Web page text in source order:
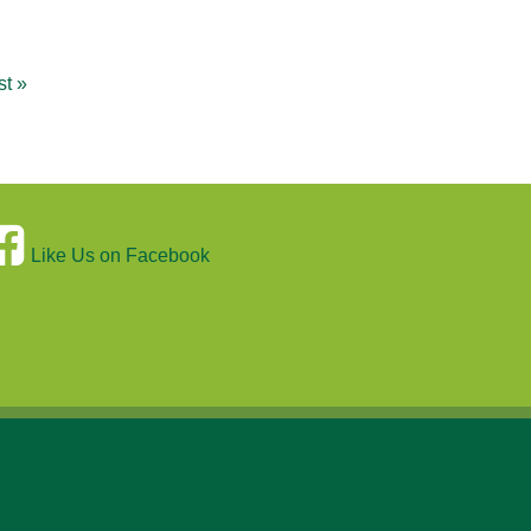
»
Like Us on Facebook